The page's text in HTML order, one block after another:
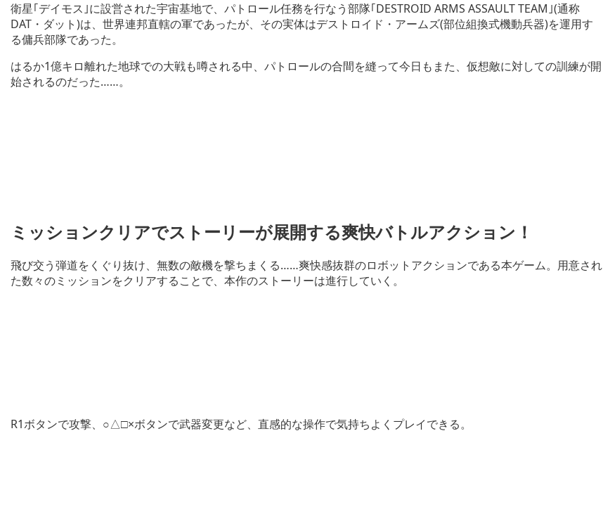
衛星｢デイモス｣に設営された宇宙基地で、パトロール任務を行なう部隊｢DESTROID ARMS ASSAULT TEAM｣(通称
DAT・ダット)は、世界連邦直轄の軍であったが、その実体はデストロイド・アームズ(部位組換式機動兵器)を運用す
る傭兵部隊であった。
はるか1億キロ離れた地球での大戦も噂される中、パトロールの合間を縫って今日もまた、仮想敵に対しての訓練が開
始されるのだった……。
ミッションクリアでストーリーが展開する爽快バトルアクション！
飛び交う弾道をくぐり抜け、無数の敵機を撃ちまくる……爽快感抜群のロボットアクションである本ゲーム。用意され
た数々のミッションをクリアすることで、本作のストーリーは進行していく。
R1ボタンで攻撃、○△□×ボタンで武器変更など、直感的な操作で気持ちよくプレイできる。